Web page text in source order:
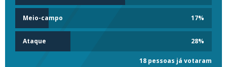
Meio-campo 17%
Ataque 28%
18 pessoas já votaram